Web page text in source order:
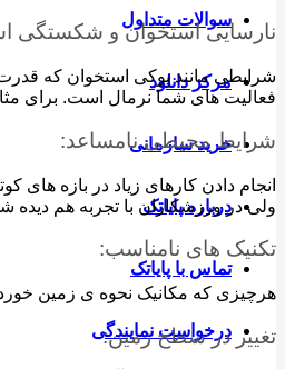
سوالات متداول
مرکز دانلود
خرید سازمانی
درباره پایاتک
تماس با پایاتک
درخواست نمایندگی
نارسایی استخوان و شکستگی
شرایطی مانند پوکی استخوان که
فعالیت های شما نرمال است. برای
شرایط محیطی نامساعد:
انجام دادن کارهای زیاد در بازه
ولی در ورزشکاران با تجربه هم دیده
تکنیک های نامناسب:
هرچیزی که مکانیک نحوه ی زمین
تغییر در سطح زمین: